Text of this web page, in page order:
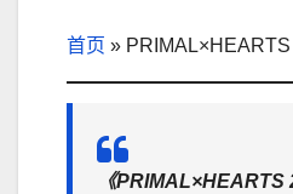
首页 » PRIMAL×HEARTS
《PRIMAL×HEARTS